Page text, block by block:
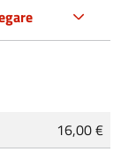
16,00 €